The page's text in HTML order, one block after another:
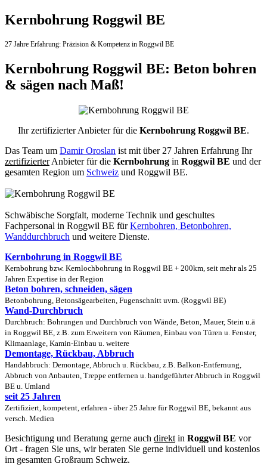
Kernbohrung Roggwil BE
27 Jahre Erfahrung: Präzision & Kompetenz in Roggwil BE
Kernbohrung Roggwil BE: Beton bohren
& sägen nach Maß!
Ihr zertifizierter Anbieter für die Kernbohrung Roggwil BE.
Das Team um Damir Oroslan ist mit über 27 Jahren Erfahrung Ihr
zertifizierterAnbieter für die Kernbohrung in Roggwil BE und der
gesamten Region um Schweiz und Roggwil BE.
Schwäbische Sorgfalt, moderne Technik und geschultes
Fachpersonal in Roggwil BE fürKernbohren, Betonbohren,
Wanddurchbruch und weitere Dienste.
Kernbohrung in Roggwil BE
Kernbohrung bzw. Kernlochbohrung in Roggwil BE + 200km, seit mehr als 25
Jahren Expertise in der Region
Beton bohren, schneiden, sägen
Betonbohrung, Betonsägearbeiten, Fugenschnitt uvm. (Roggwil BE)
Wand-Durchbruch
Durchbruch: Bohrungen und Durchbruch von Wände, Beton, Mauer, Stein u.ä
in Roggwil BE, z.B. zum Erweitern von Räumen, Einbau von Türen u. Fenster,
Klimaanlage, Kamin-Einbau u. weitere
Demontage, Rückbau, Abbruch
Handabbruch: Demontage, Abbruch u. Rückbau, z.B. Balkon-Entfernung,
Abbruch von Anbauten, Treppe entfernen u. handgeführter Abbruch in Roggwil
BE u. Umland
seit 25 Jahren
Zertifiziert, kompetent, erfahren - über 25 Jahre für Roggwil BE, bekannt aus
versch. Medien
Besichtigung und Beratung gerne auch direkt in Roggwil BE vor
Ort - fragen Sie uns, wir beraten Sie gerne individuell und kostenlos
im gesamten Großraum Schweiz.